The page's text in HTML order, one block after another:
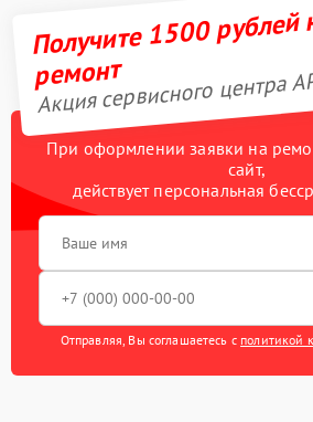
Получите 1500 рублей
ремонт
Акция сервисного центра
При оформлении заявки на
сайт,
действует персональная
Отправляя, Вы соглашаетесь с политикой